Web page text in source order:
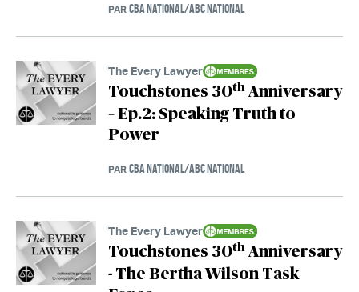
PAR CBA NATIONAL/ABC NATIONAL
The Every Lawyer
Touchstones 30th Anniversary
– Ep.2: Speaking Truth to
Power
PAR CBA NATIONAL/ABC NATIONAL
The Every Lawyer
Touchstones 30th Anniversary
- The Bertha Wilson Task